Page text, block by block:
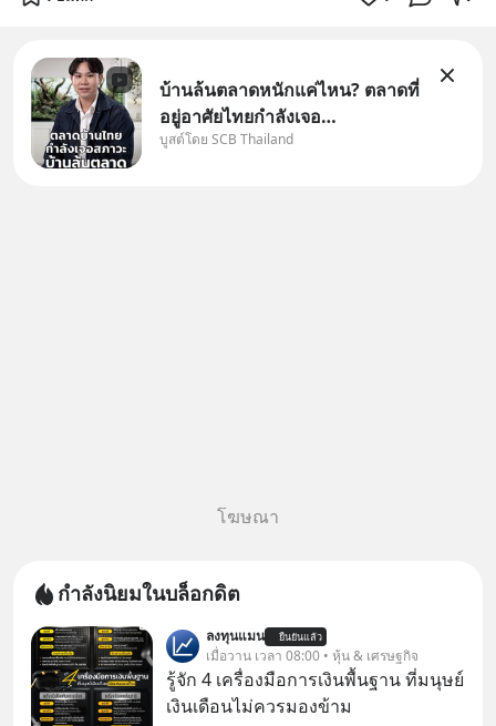
บ้านล้นตลาดหนักแค่ไหน? ตลาดที่
อยู่อาศัยไทยกำลังเจอ
Oversupply หนักกว่าที่คิด และ
บูสต์โดย SCB Thailand
โฆษณา
กำลังนิยมในบล็อกดิต
ลงทุนแมน ยืนยันแล้ว
เมื่อวาน เวลา 08:00 • หุ้น & เศรษฐกิจ
รู้จัก 4 เครื่องมือการเงินพื้นฐาน ที่มนุษย์
เงินเดือนไม่ควรมองข้าม